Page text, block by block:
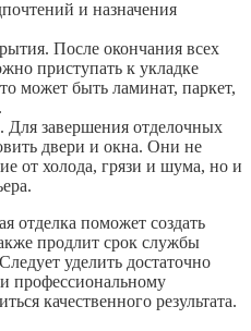
и назначения
После окончания всех
приступать к укладке
может быть ламинат, паркет,
Для завершения отделочных
двери и окна. Они не
от холода, грязи и шума, но и
отделка поможет создать
продлит срок службы
уделить достаточно
профессиональному
качественного результата.